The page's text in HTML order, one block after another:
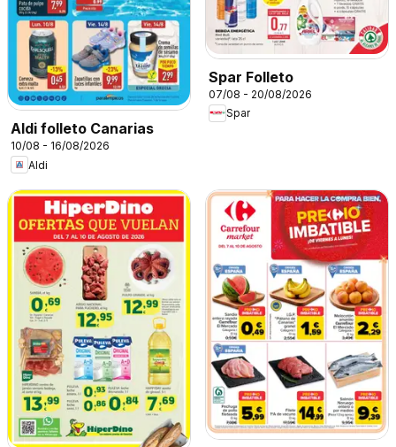
Aldi folleto Canarias
10/08 - 16/08/2026
Aldi
Spar Folleto
07/08 - 20/08/2026
Spar